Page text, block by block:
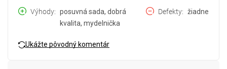
Výhody
posuvná sada, dobrá
kvalita, mydelnička
Defekty žiadne
Ukážte pôvodný komentár